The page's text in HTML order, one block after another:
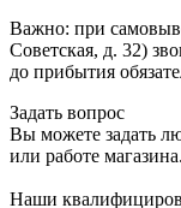
Важно: при
Советская, д. 32)
до прибытия
Задать вопрос
Вы можете задать
или работе магазина.
Наши